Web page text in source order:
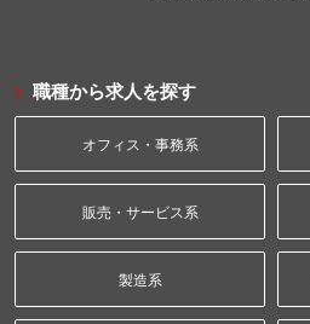
職種から求人を探す
オフィス・事務系
販売・サービス系
製造系